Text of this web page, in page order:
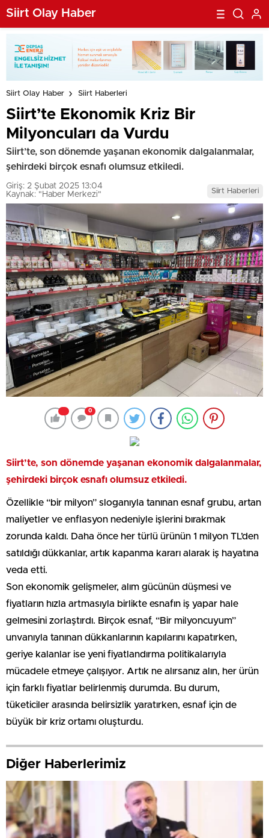
Siirt Olay Haber
Siirt Olay Haber Siirt Haberleri
Siirt’te Ekonomik Kriz Bir
Milyoncuları da Vurdu
Siirt’te, son dönemde yaşanan ekonomik dalgalanmalar,
şehirdeki birçok esnafı olumsuz etkiledi.
Giriş: 2 Şubat 2025 13:04
Kaynak: "Haber Merkezi"
Siirt Haberleri
0
Siirt’te, son dönemde yaşanan ekonomik dalgalanmalar,
şehirdeki birçok esnafı olumsuz etkiledi.
Özellikle “bir milyon” sloganıyla tanınan esnaf grubu, artan
maliyetler ve enflasyon nedeniyle işlerini bırakmak
zorunda kaldı. Daha önce her türlü ürünün 1 milyon TL’den
satıldığı dükkanlar, artık kapanma kararı alarak iş hayatına
veda etti.
Son ekonomik gelişmeler, alım gücünün düşmesi ve
fiyatların hızla artmasıyla birlikte esnafın iş yapar hale
gelmesini zorlaştırdı. Birçok esnaf, “Bir milyoncuyum”
unvanıyla tanınan dükkanlarının kapılarını kapatırken,
geriye kalanlar ise yeni fiyatlandırma politikalarıyla
mücadele etmeye çalışıyor. Artık ne alırsanız alın, her ürün
için farklı fiyatlar belirlenmiş durumda. Bu durum,
tüketiciler arasında belirsizlik yaratırken, esnaf için de
büyük bir kriz ortamı oluşturdu.
Diğer Haberlerimiz